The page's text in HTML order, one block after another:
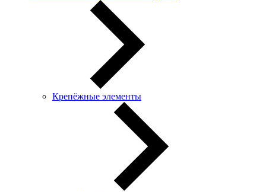
Крепёжные элементы